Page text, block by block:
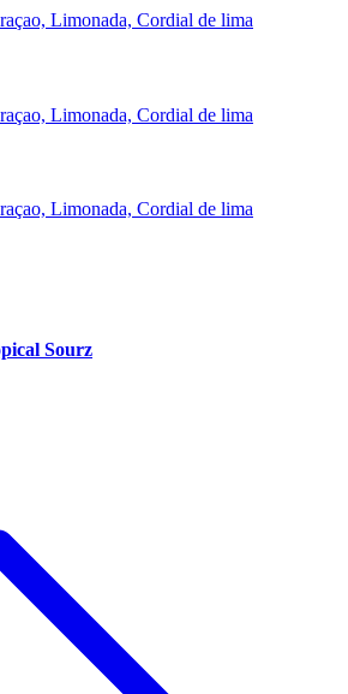
Limonada, Cordial de lima
Limonada, Cordial de lima
Limonada, Cordial de lima
Sourz